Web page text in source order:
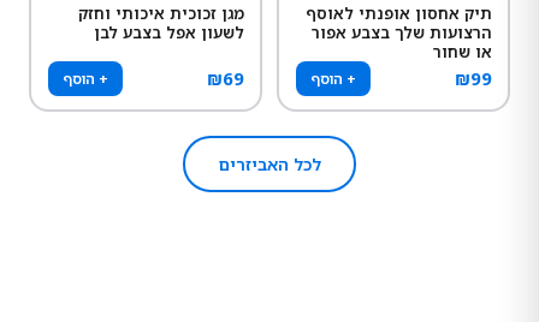
תיק אחסון אופנתי לאוסף
הרצועות שלך בצבע אפור
או שחור
₪99 + הוסף
מגן זכוכית איכותי וחזק
לשעון אפל בצבע לבן
₪69 + הוסף
לכל האביזרים